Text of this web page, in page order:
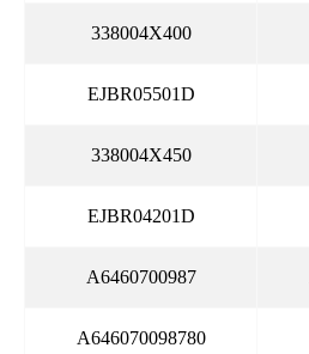
338004X400
EJBR05501D
338004X450
EJBR04201D
A6460700987
A646070098780